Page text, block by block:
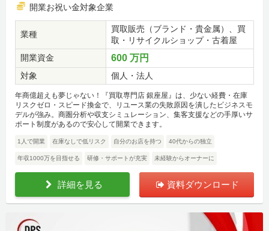
開業お祝い金対象企業
業種
買取販売（ブランド・貴金属）、買
取・リサイクルショップ・古着屋
開業資金
600 万円
対象 個人・法人
年商億超えも夢じゃない！『買取専門店 銀座屋』は、少ない経費・在庫
リスクゼロ・スピード換金で、リユース業の失敗原因を潰したビジネスモ
デルが強み。商圏分析や収支シミュレーション、集客支援などの手厚いサ
ポート制度があるので安心して開業できます。
1人で開業 在庫なしで低リスク 自分のお店を持つ 40代からの独立
年収1000万を目指せる 研修・サポートが充実 未経験からオーナーに
詳細を見る 資料ダウンロード